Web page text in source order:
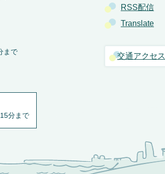
RSS配信
Translate
交通アクセス
まで
分まで